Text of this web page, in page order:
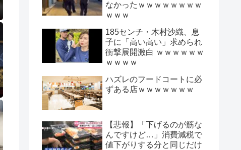
なかったｗｗｗｗｗｗｗｗ
ｗｗｗ
185センチ・木村沙織、息
子に「高い高い」求められ
衝撃展開激白 ｗｗｗｗｗｗ
ｗｗｗｗ
ハズレのフードコートに必
ずある店ｗｗｗｗｗｗｗ
【悲報】「下げるのが筋な
んですけど…」消費減税で
値下がりする分と同じだけ